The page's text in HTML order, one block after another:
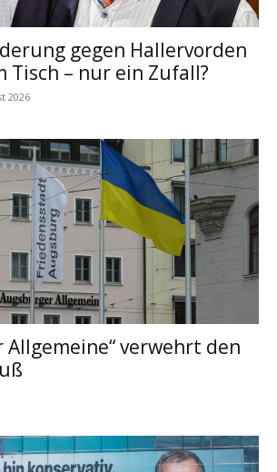
gegen Hallervorden
Tisch – nur ein Zufall?
2026
Allgemeine“ verwehrt den